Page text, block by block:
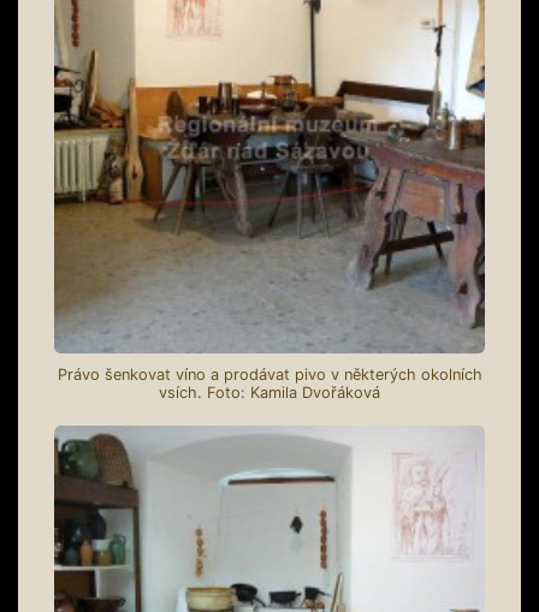
Právo šenkovat víno a prodávat pivo v některých okolních
vsích. Foto: Kamila Dvořáková